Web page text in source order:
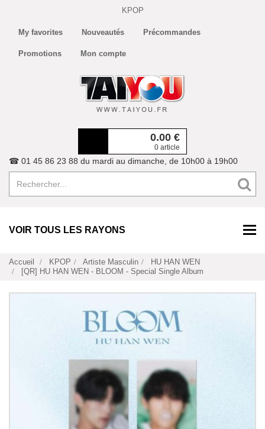
KPOP
My favorites Nouveautés Précommandes
Promotions Mon compte
0.00 €
0 article
☎ 01 45 86 23 88 du mardi au dimanche, de 10h00 à 19h00
VOIR TOUS LES RAYONS
Accueil KPOP Artiste Masculin
HU HAN WEN
[QR] HU HAN WEN - BLOOM - Special Single Album